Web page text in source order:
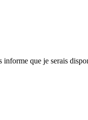
informe que je serais